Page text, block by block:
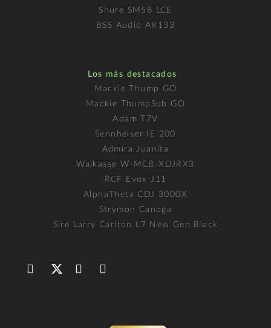
Shure SM58 LCE
BSS Audio AR133
Los más destacados
Mackie Thump GO
Mackie ThumpSub GO
Adam T7V
Sennheiser IE 200
Admira Juanita
Walkasse W-MCB-XDJRX3
RCF Evox J11
AlphaTheta CDJ 3000X
Strymon Canoga
Sire Larry Carlton L7 New Gen Black